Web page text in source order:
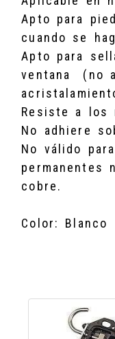
Apto para
cuando se
Apto para
ventana (no
Resiste a los
No adhiere
No válido
permanentes
cobre.
Color: Blanco